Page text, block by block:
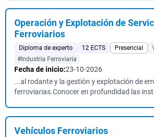
Operación y Explotación de
Ferroviarios
Diploma de experto 12 ECTS Presencial
#Industria Ferroviaria
Fecha de inicio:23-10-2026
...al rodante y la gestión y explotación de
ferroviarias.Conocer en profundidad las
Vehículos Ferroviarios